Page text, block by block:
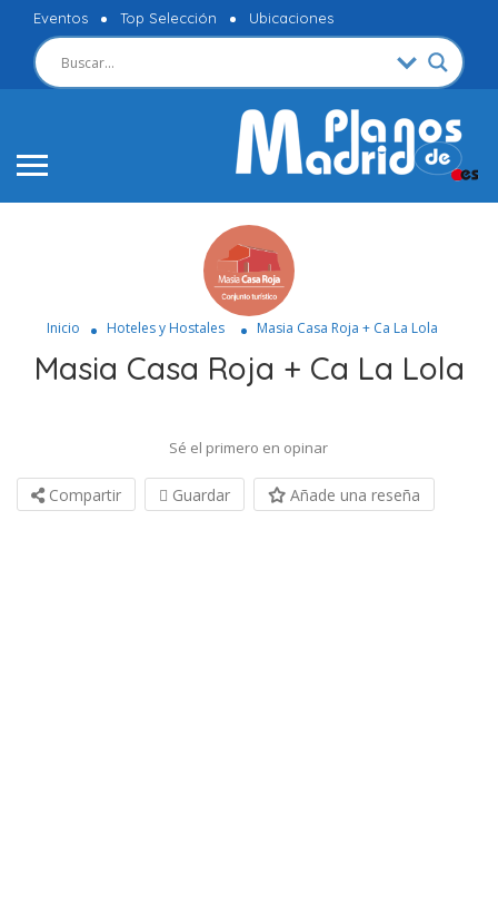
Eventos Top Selección Ubicaciones
Inicio Hoteles y Hostales Masia Casa Roja + Ca La Lola
Masia Casa Roja + Ca La Lola
Sé el primero en opinar
Compartir Guardar Añade una reseña